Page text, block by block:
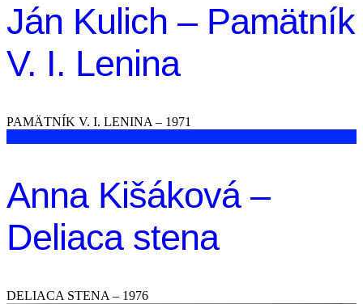
Ján Kulich – Pamätník
V. I. Lenina
PAMÄTNÍK V. I. LENINA – 1971
Anna Kišáková –
Deliaca stena
DELIACA STENA – 1976